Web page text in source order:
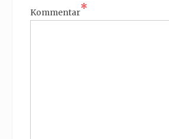
Kommentar*